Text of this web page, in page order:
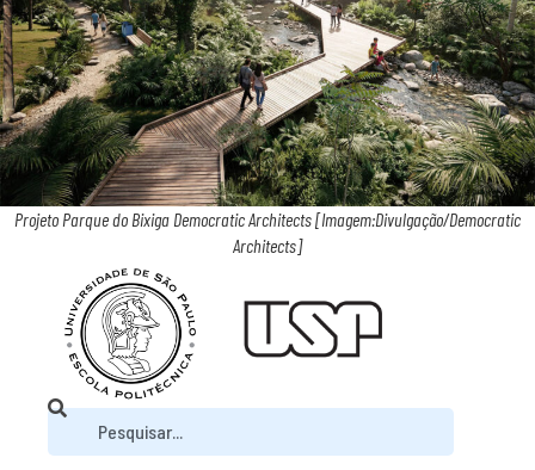
Projeto Parque do Bixiga Democratic Architects [Imagem:Divulgação/Democratic
Architects]